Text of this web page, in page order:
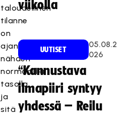
taloudellinen
tilanne
on
ajankohtaan
nähden
normaalilla
tasolla
ja
sitä
viikolla
UUTISET
05.08.2
026
“Kannustava
ilmapiiri syntyy
yhdessä – Reilu